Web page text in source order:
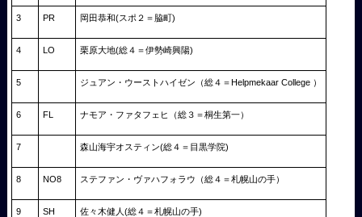
3 PR 岡田恭和(スポ２＝脇町)
4 LO 栗原大地(総４＝伊勢崎興陽)
5 ジュアン・ウーストハイゼン（総４＝Helpmekaar College ）
6 FL ナモア・ファタフェヒ（総３＝桐生第一）
7 森山海宇オスティン(総４＝目黒学院)
8 NO8 ステファン・ヴァハフォラウ（総４＝札幌山の手）
9 SH 佐々木健人(総４＝札幌山の手)